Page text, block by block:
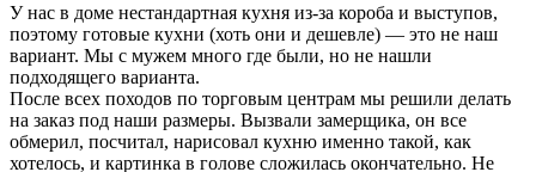
У нас в доме нестандартная кухня из-за короба и выступов,
поэтому готовые кухни (хоть они и дешевле) — это не наш
вариант. Мы с мужем много где были, но не нашли
подходящего варианта.
После всех походов по торговым центрам мы решили делать
на заказ под наши размеры. Вызвали замерщика, он все
обмерил, посчитал, нарисовал кухню именно такой, как
хотелось, и картинка в голове сложилась окончательно. Не